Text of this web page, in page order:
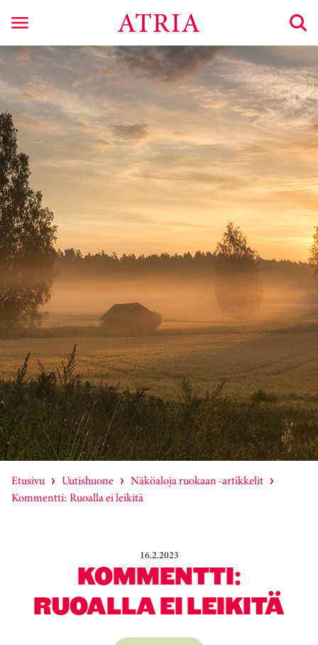
Etusivu Uutishuone
Näköaloja ruokaan -artikkelit
Kommentti: Ruoalla ei leikitä
16.2.2023
KOMMENTTI:
RUOALLA EI LEIKITÄ